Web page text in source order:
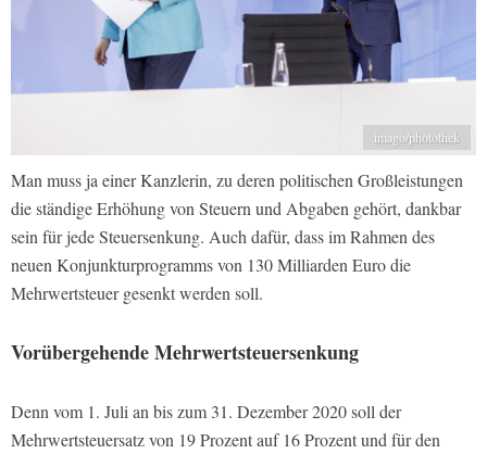
imago/photothek
Man muss ja einer Kanzlerin, zu deren politischen Großleistungen
die ständige Erhöhung von Steuern und Abgaben gehört, dankbar
sein für jede Steuersenkung. Auch dafür, dass im Rahmen des
neuen Konjunkturprogramms von 130 Milliarden Euro die
Mehrwertsteuer gesenkt werden soll.
Vorübergehende Mehrwertsteuersenkung
Denn vom 1. Juli an bis zum 31. Dezember 2020 soll der
Mehrwertsteuersatz von 19 Prozent auf 16 Prozent und für den